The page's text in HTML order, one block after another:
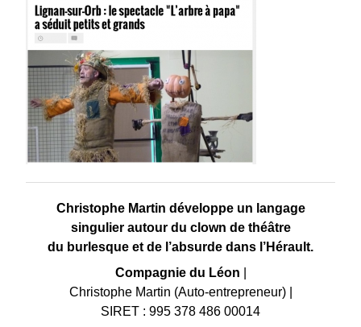
Christophe Martin développe un langage
singulier autour du clown de théâtre
du burlesque et de l’absurde dans l’Hérault.
Compagnie du Léon
Christophe Martin (Auto-entrepreneur)|
SIRET : 995 378 486 00014